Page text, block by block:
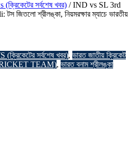
সর্বশেষ খবর) /IND vs SL 3rd
জিতলো শ্রীলঙ্কা, নিয়মরক্ষার ম্যাচে ভারতীয়
সর্বশেষ খবর), ভারত জাতীয় ক্রিকেট
TEAM), ভারত বনাম শ্রীলঙ্কা